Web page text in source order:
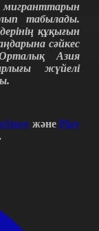
табылады.
құқығын
сәйкес
Орталық Азия
жүйелі
жәнеPlay